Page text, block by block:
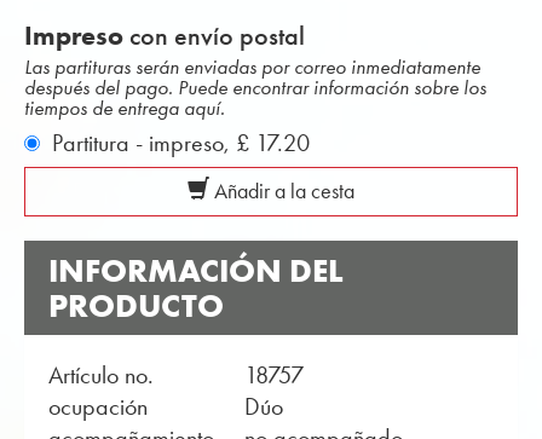
Impreso con envío postal
Las partituras serán enviadas por correo inmediatamente
después del pago. Puede encontrar información sobre los
tiempos de entrega aquí.
Partitura - impreso, £ 17.20
Añadir a la cesta
INFORMACIÓN DEL
PRODUCTO
Artículo no.
18757
ocupación
Dúo